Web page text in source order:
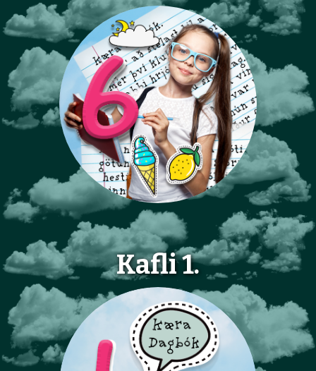
Kafli 1.